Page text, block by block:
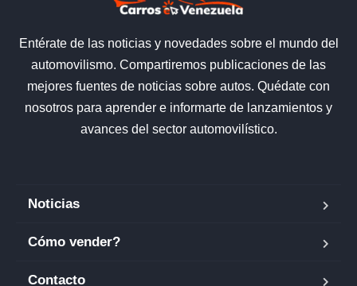
Entérate de las noticias y novedades sobre el mundo del
automovilismo. Compartiremos publicaciones de las
mejores fuentes de noticias sobre autos. Quédate con
nosotros para aprender e informarte de lanzamientos y
avances del sector automovilístico.
Noticias
Cómo vender?
Contacto